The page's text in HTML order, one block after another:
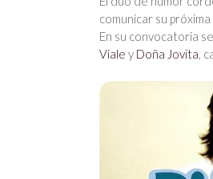
comunicar su
En su convocatoria
Viale y Doña Jovita,